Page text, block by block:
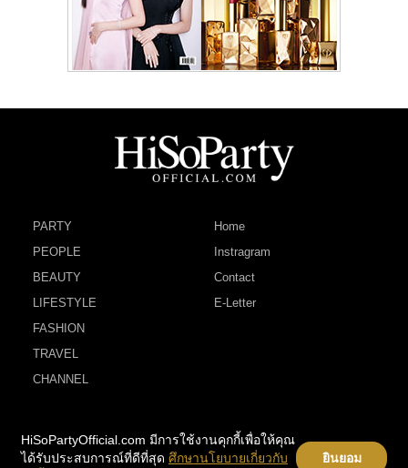
PARTY
PEOPLE
BEAUTY
LIFESTYLE
FASHION
TRAVEL
CHANNEL
Home
Instragram
Contact
E-Letter
HiSoPartyOfficial.com มีการใช้งานคุกกี้เพื่อให้คุณ
ได้รับประสบการณ์ที่ดีที่สุด ศึกษานโยบายเกี่ยวกับ ยินยอม